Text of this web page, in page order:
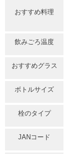
おすすめ料理
飲みごろ温度
おすすめグラス
ボトルサイズ
栓のタイプ
JANコード